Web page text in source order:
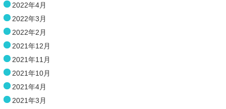
2022年4月
2022年3月
2022年2月
2021年12月
2021年11月
2021年10月
2021年4月
2021年3月